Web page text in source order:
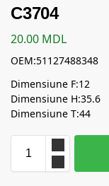
C3704
20.00 MDL
OEM:51127488348
Dimensiune F:12
Dimensiune H:35.6
Dimensiune T:44